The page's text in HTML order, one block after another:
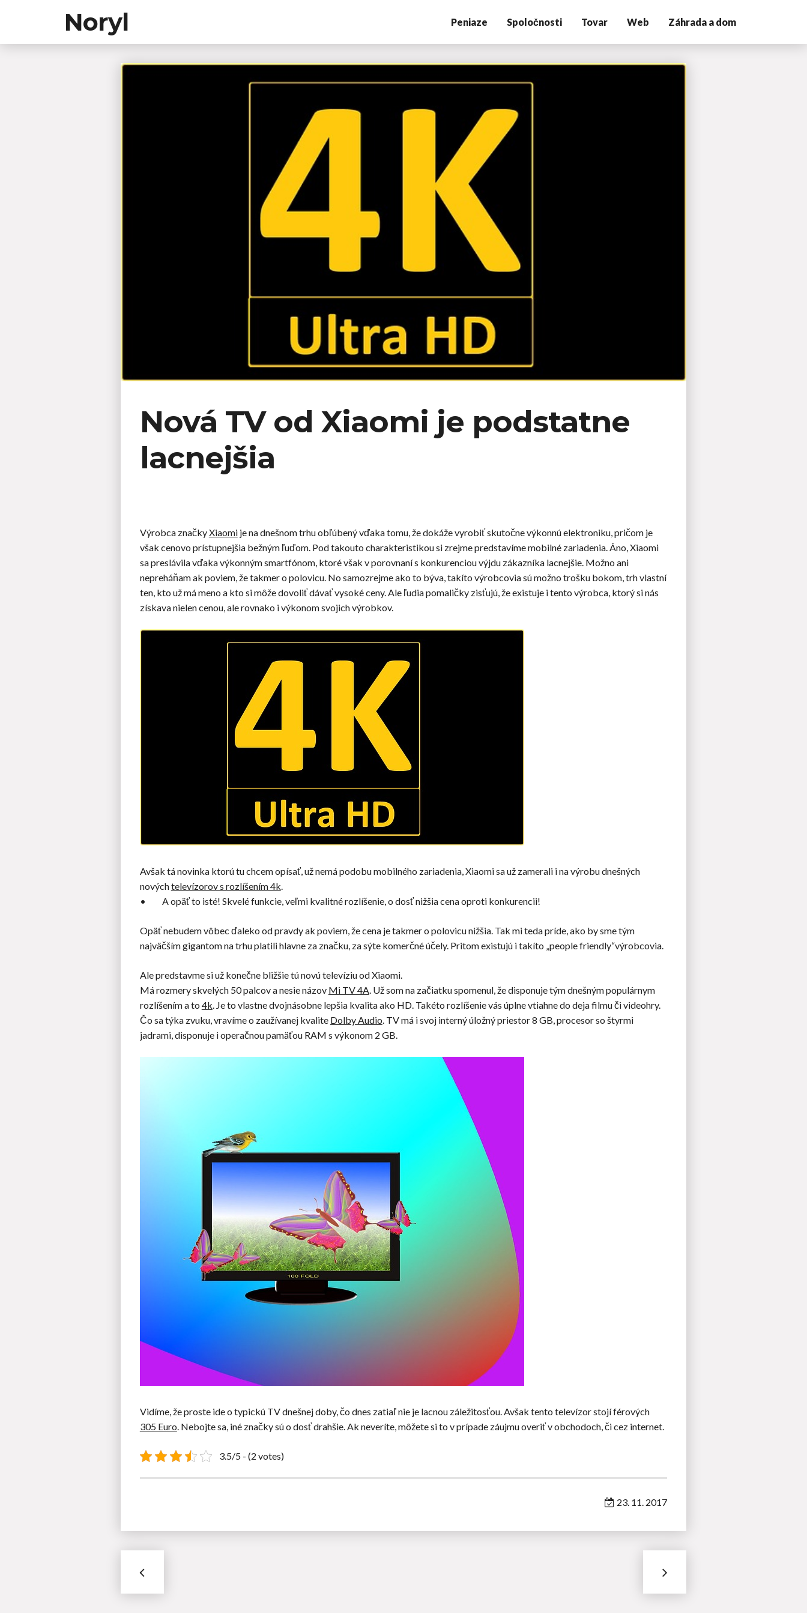
Noryl Peniaze Spoločnosti Tovar Web Záhrada a dom
Nová TV od Xiaomi je podstatne
lacnejšia
Výrobca značkyXiaomije na dnešnom trhu obľúbený vďaka tomu, že dokáže vyrobiť skutočne výkonnú elektroniku, pričom je
však cenovo prístupnejšia bežným ľuďom. Pod takouto charakteristikou si zrejme predstavíme mobilné zariadenia. Áno, Xiaomi
sa preslávila vďaka výkonným smartfónom, ktoré však v porovnaní s konkurenciou výjdu zákazníka lacnejšie. Možno ani
nepreháňam ak poviem, že takmer o polovicu. No samozrejme ako to býva, takíto výrobcovia sú možno trošku bokom, trh vlastní
ten, kto už má meno a kto si môže dovoliť dávať vysoké ceny. Ale ľudia pomaličky zisťujú, že existuje i tento výrobca, ktorý si nás
získava nielen cenou, ale rovnako i výkonom svojich výrobkov.
Avšak tá novinka ktorú tu chcem opísať, už nemá podobu mobilného zariadenia, Xiaomi sa už zamerali i na výrobu dnešných
novýchtelevízorov s rozlíšením 4k.
• A opäť to isté! Skvelé funkcie, veľmi kvalitné rozlíšenie, o dosť nižšia cena oproti konkurencii!
Opäť nebudem vôbec ďaleko od pravdy ak poviem, že cena je takmer o polovicu nižšia. Tak mi teda príde, ako by sme tým
najväčším gigantom na trhu platili hlavne za značku, za sýte komerčné účely. Pritom existujú i takíto „people friendly“výrobcovia.
Ale predstavme si už konečne bližšie tú novú televíziu od Xiaomi.
Má rozmery skvelých 50 palcov a nesie názov Mi TV 4A. Už som na začiatku spomenul, že disponuje tým dnešným populárnym
rozlíšením a to 4k. Je to vlastne dvojnásobne lepšia kvalita ako HD. Takéto rozlíšenie vás úplne vtiahne do deja filmu či videohry.
Čo sa týka zvuku, vravíme o zaužívanej kvalite Dolby Audio. TV má i svoj interný úložný priestor 8 GB, procesor so štyrmi
jadrami, disponuje i operačnou pamäťou RAM s výkonom 2 GB.
Vidíme, že proste ide o typickú TV dnešnej doby, čo dnes zatiaľ nie je lacnou záležitosťou. Avšak tento televízor stojí férových
305 Euro. Nebojte sa, iné značky sú o dosť drahšie. Ak neveríte, môžete si to v prípade záujmu overiť v obchodoch, či cez internet.
3.5/5 - (2 votes)
23. 11. 2017